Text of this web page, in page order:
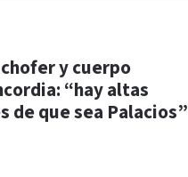
y cuerpo
“hay altas
de que sea Palacios”